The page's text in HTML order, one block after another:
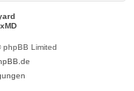
Limited